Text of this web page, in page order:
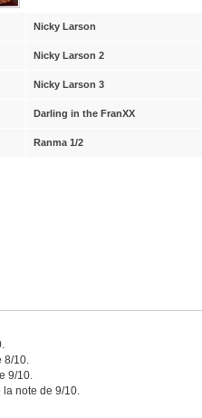
Nicky Larson
Nicky Larson 2
Nicky Larson 3
Darling in the FranXX
Ranma 1/2
8/10.
9/10.
la note de 9/10.